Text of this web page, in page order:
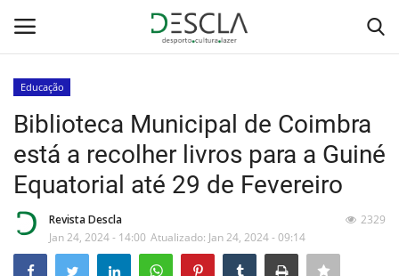
Home
...by Descla
Desporto
Educação
Biblioteca Municipal de Coimbra
está a recolher livros para a Guiné
Equatorial até 29 de Fevereiro
Revista Descla
Jan 24, 2024 - 14:00 Atualizado: Jan 24, 2024 - 09:14
2329